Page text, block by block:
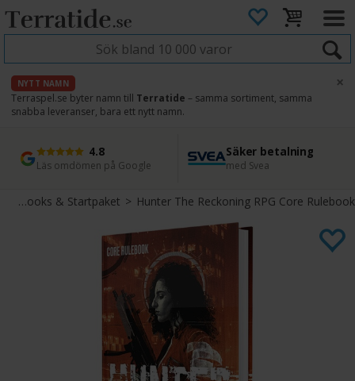
NYTT NAMN
Terraspel.se byter namn till Terratide – samma sortiment, samma
snabba leveranser, bara ett nytt namn.
×
4.8
Läs omdömen på Google
Säker betalning
med Svea
Snabb leverans
Direkt från lager
45 dagars ångerrätt
Enkel retur
Core Books & Startpaket> Hunter The Reckoning RPG Core Rulebook